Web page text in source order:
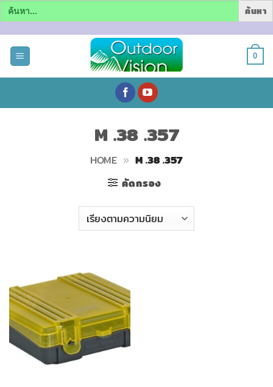
Search
for:
0
M .38 .357
HOME » M .38 .357
คัดกรอง